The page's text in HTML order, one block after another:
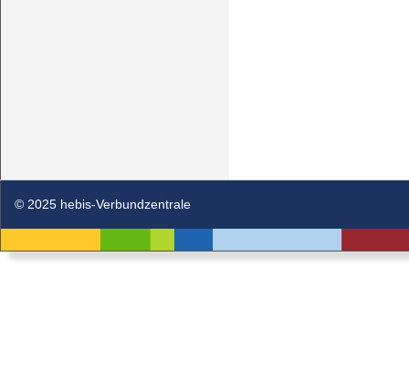
© 2025 hebis-Verbundzentrale